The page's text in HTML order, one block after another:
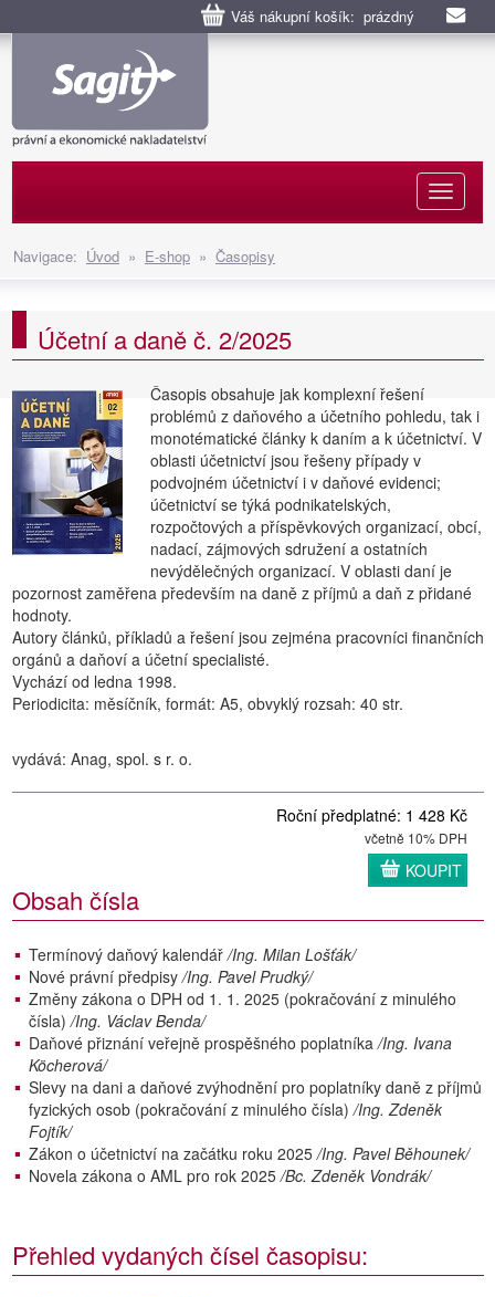
Váš nákupní košík: prázdný
Navigace: Úvod » E-shop » Časopisy
Účetní a daně č. 2/2025
Časopis obsahuje jak komplexní řešení
problémů z daňového a účetního pohledu, tak i
monotématické články k daním a k účetnictví. V
oblasti účetnictví jsou řešeny případy v
podvojném účetnictví i v daňové evidenci;
účetnictví se týká podnikatelských,
rozpočtových a příspěvkových organizací, obcí,
nadací, zájmových sdružení a ostatních
nevýdělečných organizací. V oblasti daní je
pozornost zaměřena především na daně z příjmů a daň z přidané
hodnoty.
Autory článků, příkladů a řešení jsou zejména pracovníci finančních
orgánů a daňoví a účetní specialisté.
Vychází od ledna 1998.
Periodicita: měsíčník, formát: A5, obvyklý rozsah: 40 str.
vydává: Anag, spol. s r. o.
Roční předplatné: 1 428 Kč
včetně 10% DPH
KOUPIT
Obsah čísla
Termínový daňový kalendář/Ing. Milan Lošťák/
Nové právní předpisy/Ing. Pavel Prudký/
Změny zákona o DPH od 1. 1. 2025 (pokračování z minulého
čísla) /Ing. Václav Benda/
Daňové přiznání veřejně prospěšného poplatníka/Ing. Ivana
Köcherová/
Slevy na dani a daňové zvýhodnění pro poplatníky daně z příjmů
fyzických osob (pokračování z minulého čísla)/Ing. Zdeněk
Fojtík/
Zákon o účetnictví na začátku roku 2025/Ing. Pavel Běhounek/
Novela zákona o AML pro rok 2025/Bc. Zdeněk Vondrák/
Přehled vydaných čísel časopisu: